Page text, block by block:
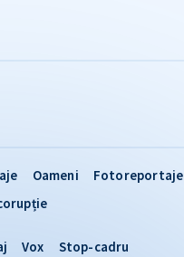
Oameni Fotoreportaje
Vox Stop-cadru